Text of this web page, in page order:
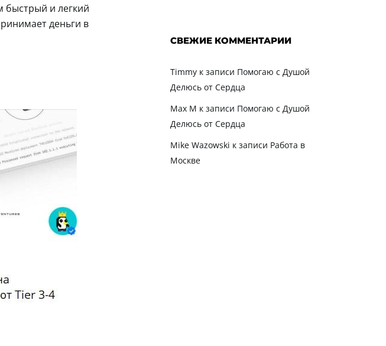
быстрый и легкий
деньги в
СВЕЖИЕ КОММЕНТАРИИ
Timmyк записи Помогаю с Душой
Делюсь от Сердца
Max M к записи Помогаю с Душой
Делюсь от Сердца
Mike Wazowski к записи Работа в
Москве